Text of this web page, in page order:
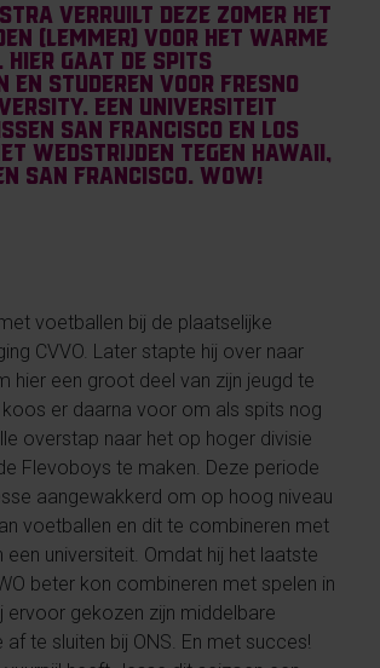
verruilt deze zomer het
(Lemmer) voor het warme
gaat de spits
en studeren voor Fresno
Een universiteit
San Francisco en Los
wedstrijden tegen Hawaii,
San Francisco. Wow!
voetballen bij de plaatselijke
CVVO. Later stapte hij over naar
hier een groot deel van zijn jeugd te
er daarna voor om als spits nog
overstap naar het op hoger divisie
Flevoboys te maken. Deze periode
aangewakkerd om op hoog niveau
voetballen en dit te combineren met
een universiteit. Omdat hij het laatste
beter kon combineren met spelen in
ervoor gekozen zijn middelbare
te sluiten bij ONS. En met succes!